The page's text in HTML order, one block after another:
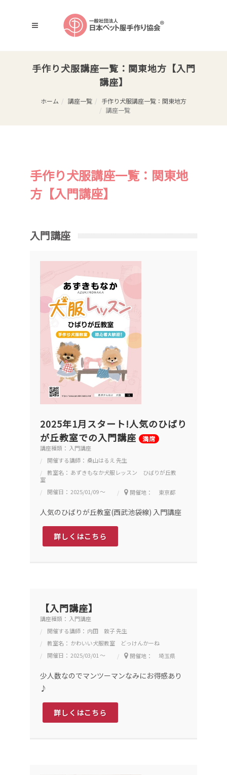
手作り犬服講座一覧：関東地方【入門
講座】
ホーム 講座一覧
手作り犬服講座一覧：関東地方
講座一覧
手作り犬服講座一覧：関東地
方【入門講座】
入門講座
2025年1月スタート!人気のひばり
が丘教室での入門講座
満席
講座種類： 入門講座
開催する講師： 桑山はるえ 先生
教室名： あずきもなか犬服レッスン ひばりが丘教
室
開催日： 2025/01/09 ～
開催地： 東京都
人気のひばりが丘教室(西武池袋線) 入門講座
詳しくはこちら
【入門講座】
講座種類： 入門講座
開催する講師： 内田 敦子 先生
教室名： かわいい犬服教室 どっけんかーね
開催日： 2025/03/01 ～
開催地： 埼玉県
少人数なのでマンツーマンなみにお得感あり
♪
詳しくはこちら